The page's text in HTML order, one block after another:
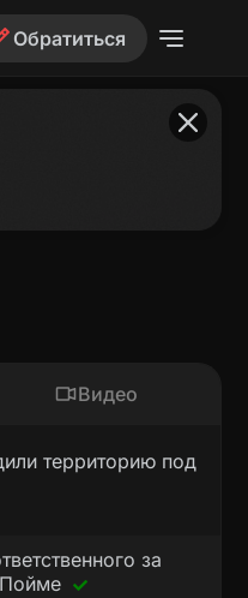
Обратиться
Видео
территорию под
за